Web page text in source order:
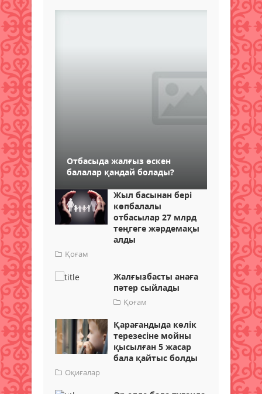
Отбасыда жалғыз өскен
балалар қандай болады?
Жыл басынан бері
көпбалалы
отбасылар 27 млрд
теңгеге жәрдемақы
алды
Қоғам
Жалғызбасты анаға
пәтер сыйлады
Қоғам
Қарағандыда көлік
терезесіне мойны
қысылған 5 жасар
бала қайтыс болды
Оқиғалар